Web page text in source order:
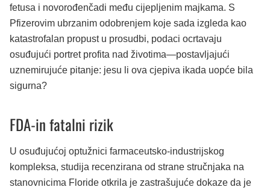
fetusa i novorođenčadi među cijepljenim majkama. S
Pfizerovim ubrzanim odobrenjem koje sada izgleda kao
katastrofalan propust u prosudbi, podaci ocrtavaju
osuđujući portret profita nad životima—postavljajući
uznemirujuće pitanje: jesu li ova cjepiva ikada uopće bila
sigurna?
FDA-in fatalni rizik
U osuđujućoj optužnici farmaceutsko-industrijskog
kompleksa, studija recenzirana od strane stručnjaka na
stanovnicima Floride otkrila je zastrašujuće dokaze da je